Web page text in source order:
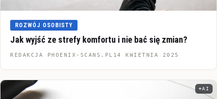
ROZWÓJ OSOBISTY
Jak wyjść ze strefy komfortu i nie bać się zmian?
REDAKCJA PHOENIX-SCANS.PL 14 KWIETNIA 2025
AI